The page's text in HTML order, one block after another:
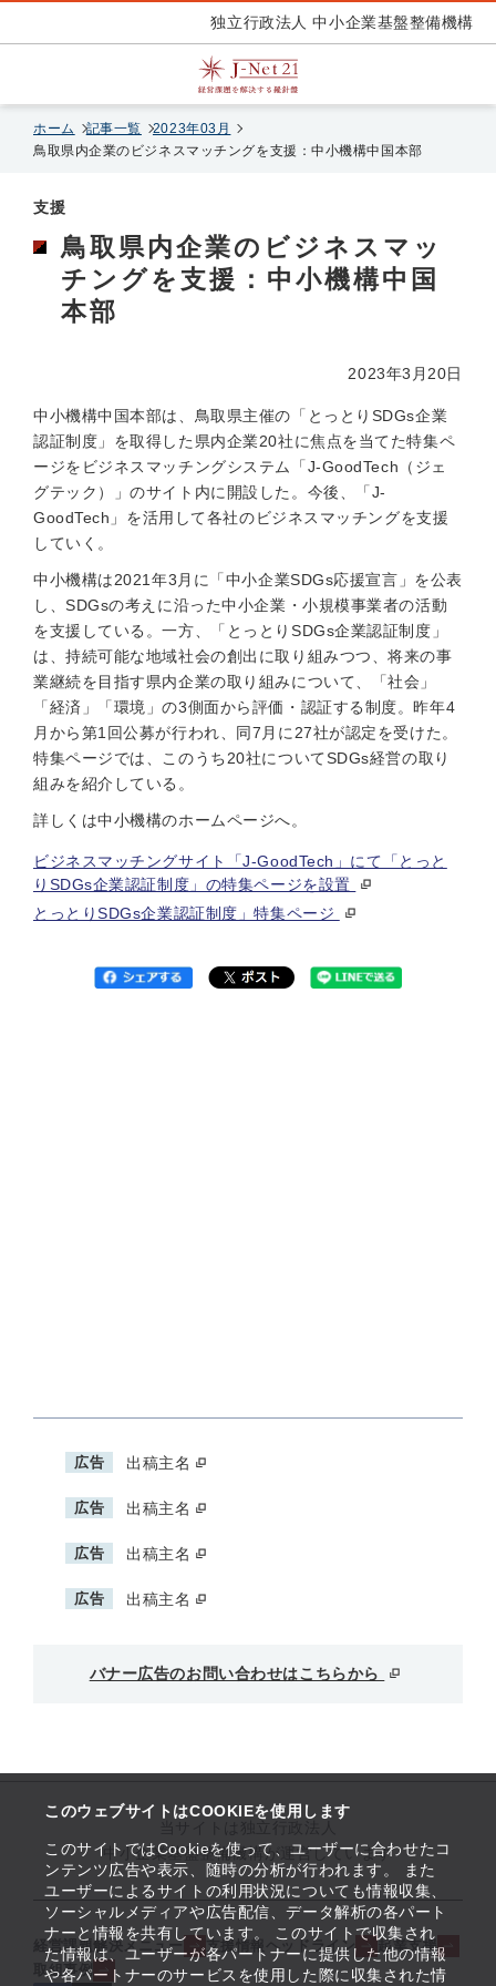
このウェブサイトはCOOKIEを使用します
このサイトではCookieを使って、ユーザーに合わせたコ
ンテンツ広告や表示、随時の分析が行われます。 また
ユーザーによるサイトの利用状況についても情報収集、
ソーシャルメディアや広告配信、データ解析の各パート
ナーと情報を共有しています。 このサイトで収集され
た情報は、ユーザーが各パートナーに提供した他の情報
や各パートナーのサービスを使用した際に収集された情
独立行政法人 中小企業基盤整備機構
ホーム 記事一覧
2023年03月
鳥取県内企業のビジネスマッチングを支援：中小機構中国本部
支援
鳥取県内企業のビジネスマッ
チングを支援：中小機構中国
本部
2023年3月20日
中小機構中国本部は、鳥取県主催の「とっとりSDGs企業
認証制度」を取得した県内企業20社に焦点を当てた特集ペ
ージをビジネスマッチングシステム「J-GoodTech（ジェ
グテック）」のサイト内に開設した。今後、「J-
GoodTech」を活用して各社のビジネスマッチングを支援
していく。
中小機構は2021年3月に「中小企業SDGs応援宣言」を公表
し、SDGsの考えに沿った中小企業・小規模事業者の活動
を支援している。一方、「とっとりSDGs企業認証制度」
は、持続可能な地域社会の創出に取り組みつつ、将来の事
業継続を目指す県内企業の取り組みについて、「社会」
「経済」「環境」の3側面から評価・認証する制度。昨年4
月から第1回公募が行われ、同7月に27社が認定を受けた。
特集ページでは、このうち20社についてSDGs経営の取り
組みを紹介している。
詳しくは中小機構のホームページへ。
ビジネスマッチングサイト「J-GoodTech」にて「とっと
りSDGs企業認証制度」の特集ページを設置
とっとりSDGs企業認証制度」特集ページ
広告 出稿主名
広告 出稿主名
広告 出稿主名
広告 出稿主名
バナー広告のお問い合わせはこちらから
中小企業基盤整備機構が運営しています
経営課題解決メニュー 支援情報ヘッドライン
起業支援
取組事例